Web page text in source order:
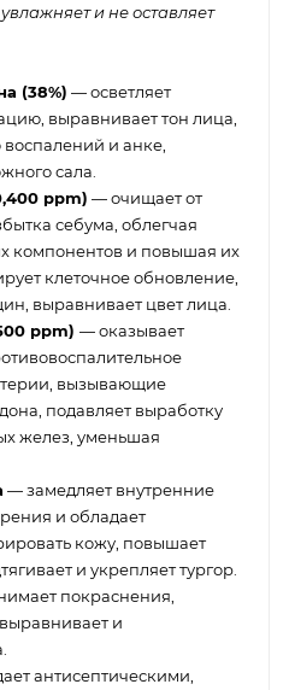
и не оставляет
(38%) — осветляет
выравнивает тон лица,
и анке,
сала.
ppm) — очищает от
себума, облегчая
компонентов и повышая их
клеточное обновление,
выравнивает цвет лица.
ppm) — оказывает
вызывающие
подавляет выработку
желез, уменьшая
— замедляет внутренние
и обладает
кожу, повышает
и укрепляет тургор.
покраснения,
и
антисептическими,